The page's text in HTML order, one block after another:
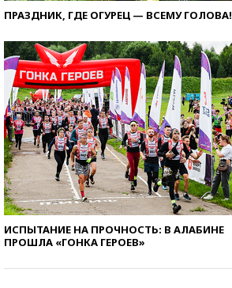
ПРАЗДНИК, ГДЕ ОГУРЕЦ — ВСЕМУ ГОЛОВА!
ИСПЫТАНИЕ НА ПРОЧНОСТЬ: В АЛАБИНЕ
ПРОШЛА «ГОНКА ГЕРОЕВ»